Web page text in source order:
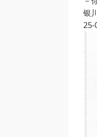
银
25-